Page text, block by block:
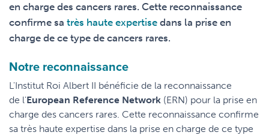
en charge des cancers rares. Cette reconnaissance
confirme sa très haute expertise dans la prise en
charge de ce type de cancers rares.
Notre reconnaissance
L'Institut Roi Albert II bénéficie de la reconnaissance
de l'European Reference Network (ERN) pour la prise en
charge des cancers rares. Cette reconnaissance confirme
sa très haute expertise dans la prise en charge de ce type